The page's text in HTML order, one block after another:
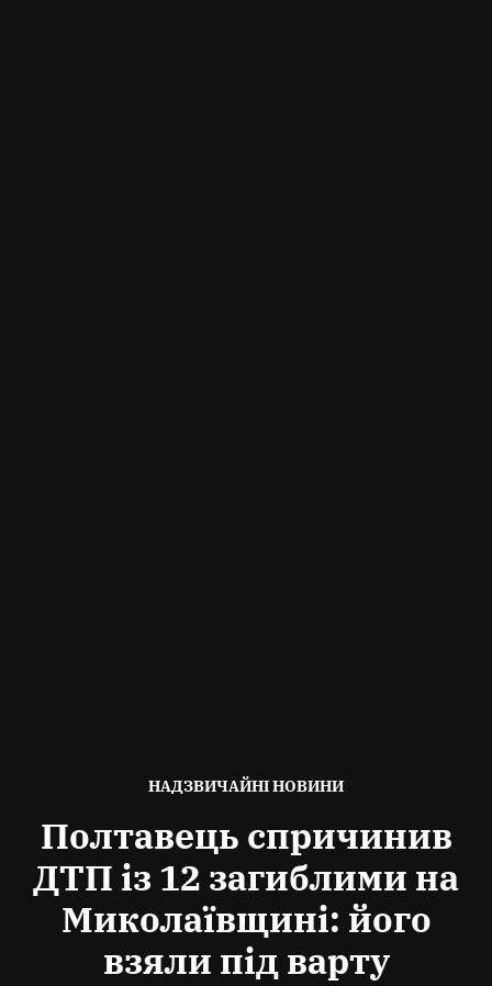
ОПУБЛІКОВАНО
НАДЗВИЧАЙНІ НОВИНИ
Полтавець спричинив
ДТП із 12 загиблими на
Миколаївщині: його
взяли під варту